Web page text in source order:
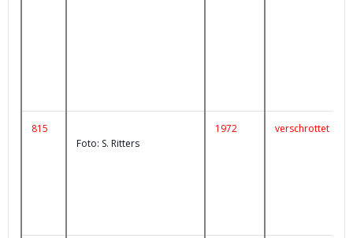
815
Foto: S. Ritters
1972 verschrottet